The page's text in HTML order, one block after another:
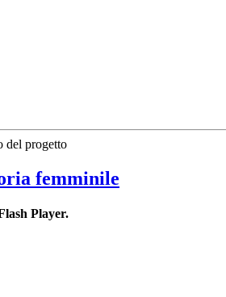
del progetto
femminile
Player.